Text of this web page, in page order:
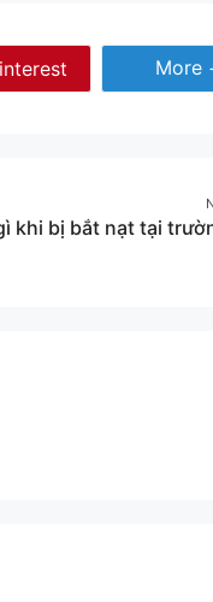
Share
More
khi bị bắt nạt tại